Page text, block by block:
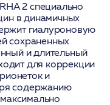
2 специально
в динамичных
гиалуроновую
сохраненных
и длительный
для коррекции
и
содержанию